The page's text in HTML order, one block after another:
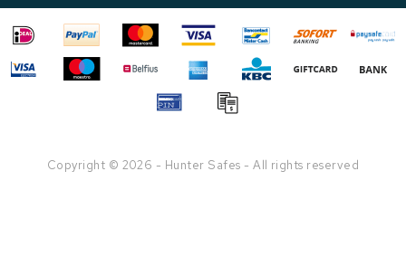
Copyright © 2026 - Hunter Safes - All rights reserved